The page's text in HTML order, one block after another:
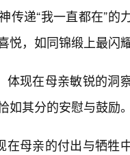
传递“我一直都在”
悦，如同锦缎上最闪
体现在母亲敏锐的
如其分的安慰与鼓励
在母亲的付出与牺